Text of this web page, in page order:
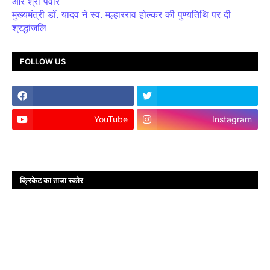
मुख्यमंत्री डॉ. यादव ने स्व. मल्हारराव होल्कर की पुण्यतिथि पर दी
श्रद्धांजलि
FOLLOW US
YouTube Instagram
क्रिकेट का ताजा स्कोर